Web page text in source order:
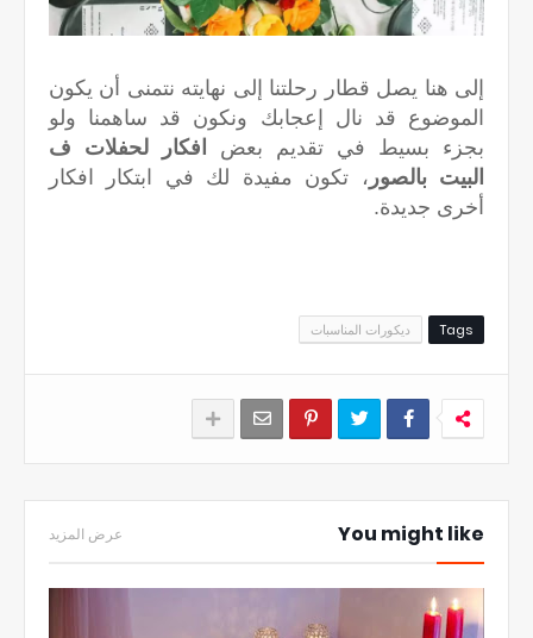
إلى هنا يصل قطار رحلتنا إلى نهايته نتمنى أن يكون
الموضوع قد نال إعجابك ونكون قد ساهمنا ولو
بجزء بسيط في تقديم بعض
افكار لحفلات ف
البيت بالصور ، تكون مفيدة لك في ابتكار افكار
أخرى جديدة.
Tags ديكورات المناسبات
You might like عرض المزيد